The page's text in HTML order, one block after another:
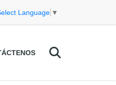
Language ▼